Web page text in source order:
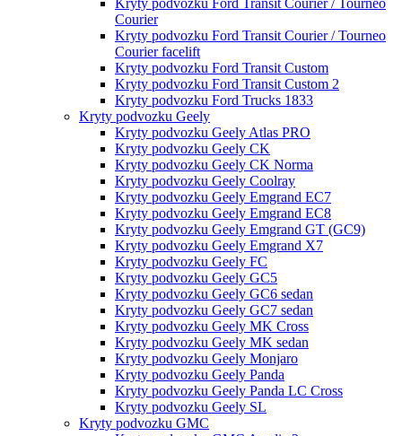
Kryty podvozku Ford Transit Courier / Tourneo
Courier
Kryty podvozku Ford Transit Courier / Tourneo
Courier facelift
Kryty podvozku Ford Transit Custom
Kryty podvozku Ford Transit Custom 2
Kryty podvozku Ford Trucks 1833
Kryty podvozku Geely
Kryty podvozku Geely Atlas PRO
Kryty podvozku Geely CK
Kryty podvozku Geely CK Norma
Kryty podvozku Geely Coolray
Kryty podvozku Geely Emgrand EC7
Kryty podvozku Geely Emgrand EC8
Kryty podvozku Geely Emgrand GT (GC9)
Kryty podvozku Geely Emgrand X7
Kryty podvozku Geely FC
Kryty podvozku Geely GC5
Kryty podvozku Geely GC6 sedan
Kryty podvozku Geely GC7 sedan
Kryty podvozku Geely MK Cross
Kryty podvozku Geely MK sedan
Kryty podvozku Geely Monjaro
Kryty podvozku Geely Panda
Kryty podvozku Geely Panda LC Cross
Kryty podvozku Geely SL
Kryty podvozku GMC